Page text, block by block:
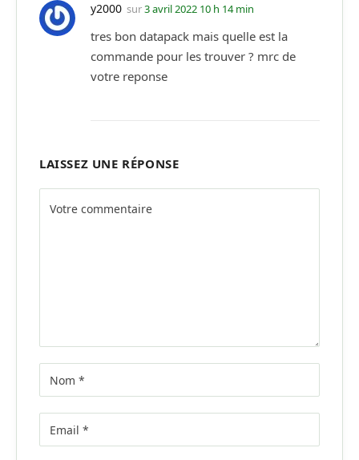
y2000 sur3 avril 2022 10 h 14 min
tres bon datapack mais quelle est la
commande pour les trouver ? mrc de
votre reponse
LAISSEZ UNE RÉPONSE